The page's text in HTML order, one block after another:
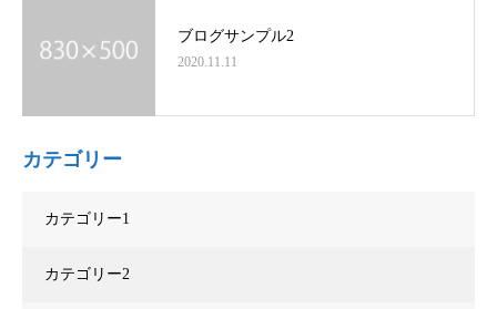
ブログサンプル2
2020.11.11
カテゴリー
カテゴリー1
カテゴリー2